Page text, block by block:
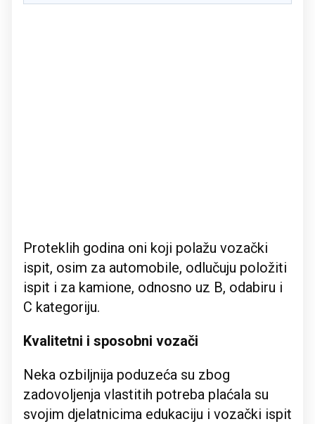
Proteklih godina oni koji polažu vozački
ispit, osim za automobile, odlučuju položiti
ispit i za kamione, odnosno uz B, odabiru i
C kategoriju.
Kvalitetni i sposobni vozači
Neka ozbiljnija poduzeća su zbog
zadovoljenja vlastitih potreba plaćala su
svojim djelatnicima edukaciju i vozački ispit